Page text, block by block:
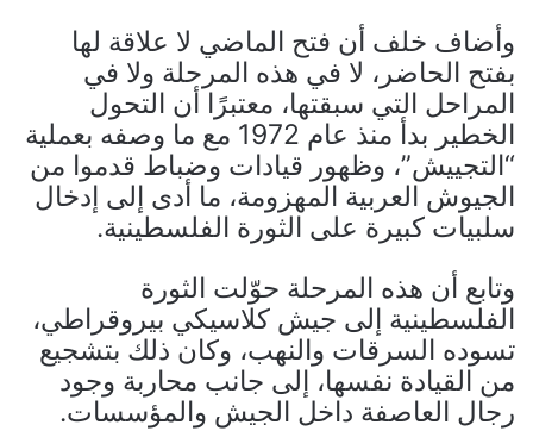
وأضاف خلف أن فتح الماضي لا علاقة لها
بفتح الحاضر، لا في هذه المرحلة ولا في
المراحل التي سبقتها، معتبرًا أن التحول
الخطير بدأ منذ عام 1972 مع ما وصفه بعملية
“التجييش”، وظهور قيادات وضباط قدموا من
الجيوش العربية المهزومة، ما أدى إلى إدخال
سلبيات كبيرة على الثورة الفلسطينية.
وتابع أن هذه المرحلة حوّلت الثورة
الفلسطينية إلى جيش كلاسيكي بيروقراطي،
تسوده السرقات والنهب، وكان ذلك بتشجيع
من القيادة نفسها، إلى جانب محاربة وجود
رجال العاصفة داخل الجيش والمؤسسات.